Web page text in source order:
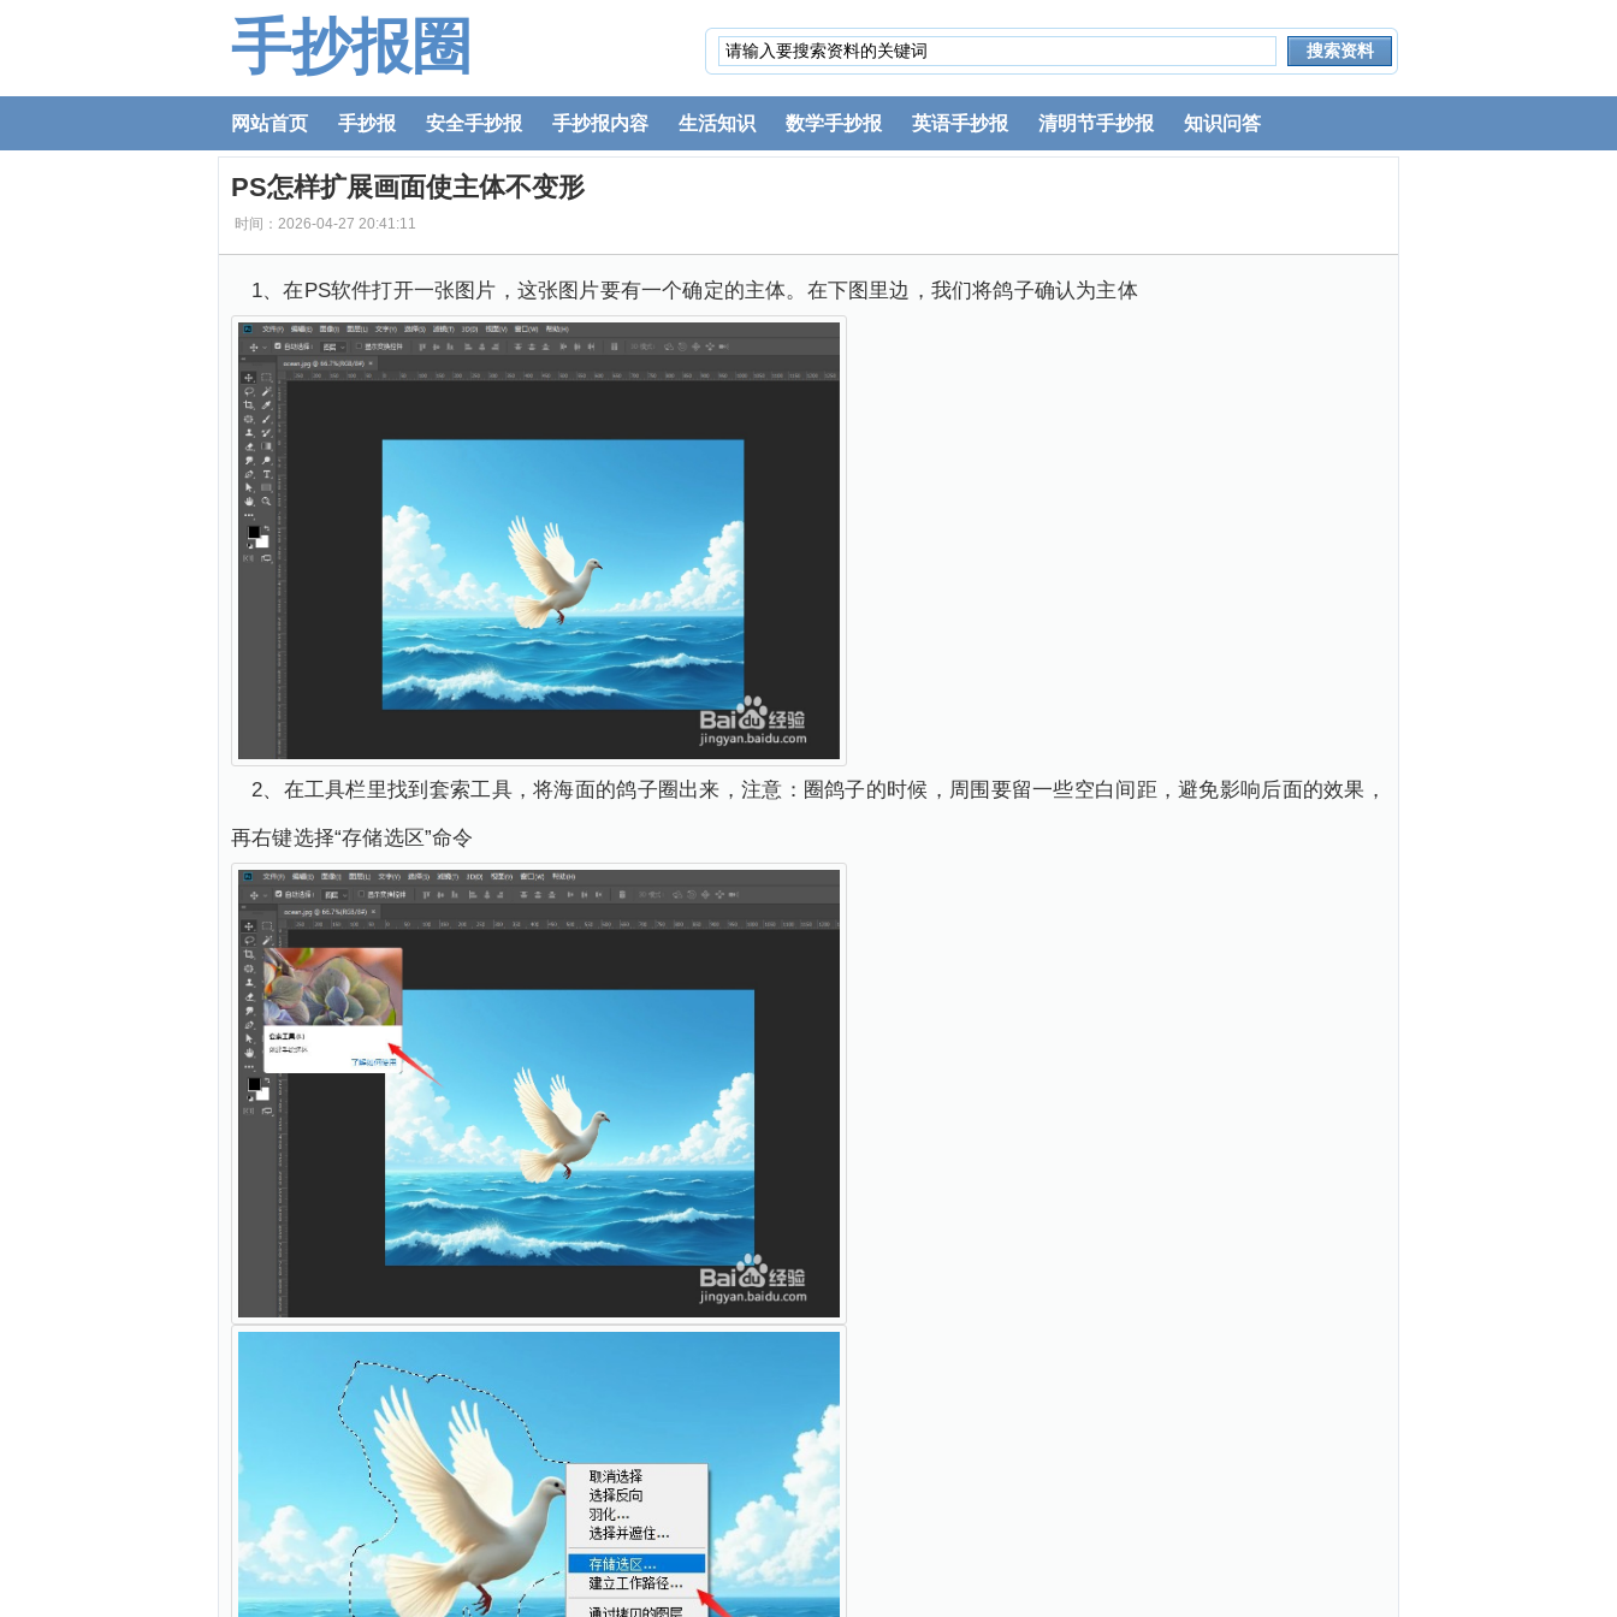
手抄报圈
网站首页 手抄报 安全手抄报 手抄报内容 生活知识 数学手抄报 英语手抄报 清明节手抄报 知识问答
PS怎样扩展画面使主体不变形
时间：2026-04-27 20:41:11
1、在PS软件打开一张图片，这张图片要有一个确定的主体。在下图里边，我们将鸽子确认为主体
2、在工具栏里找到套索工具，将海面的鸽子圈出来，注意：圈鸽子的时候，周围要留一些空白间距，避免影响后面的效果，
再右键选择“存储选区”命令